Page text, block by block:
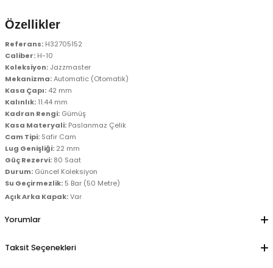
Özellikler
Referans: H32705152
Caliber: H-10
Koleksiyon:Jazzmaster
Mekanizma:Automatic (Otomatik)
Kasa Çapı: 42 mm
Kalınlık: 11.44 mm
Kadran Rengi: Gümüş
Kasa Materyali: Paslanmaz Çelik
Cam Tipi: Safir Cam
Lug Genişliği: 22 mm
Güç Rezervi: 80 Saat
Durum: Güncel Koleksiyon
Su Geçirmezlik: 5 Bar (50 Metre)
Açık Arka Kapak:Var
Yorumlar
Taksit Seçenekleri